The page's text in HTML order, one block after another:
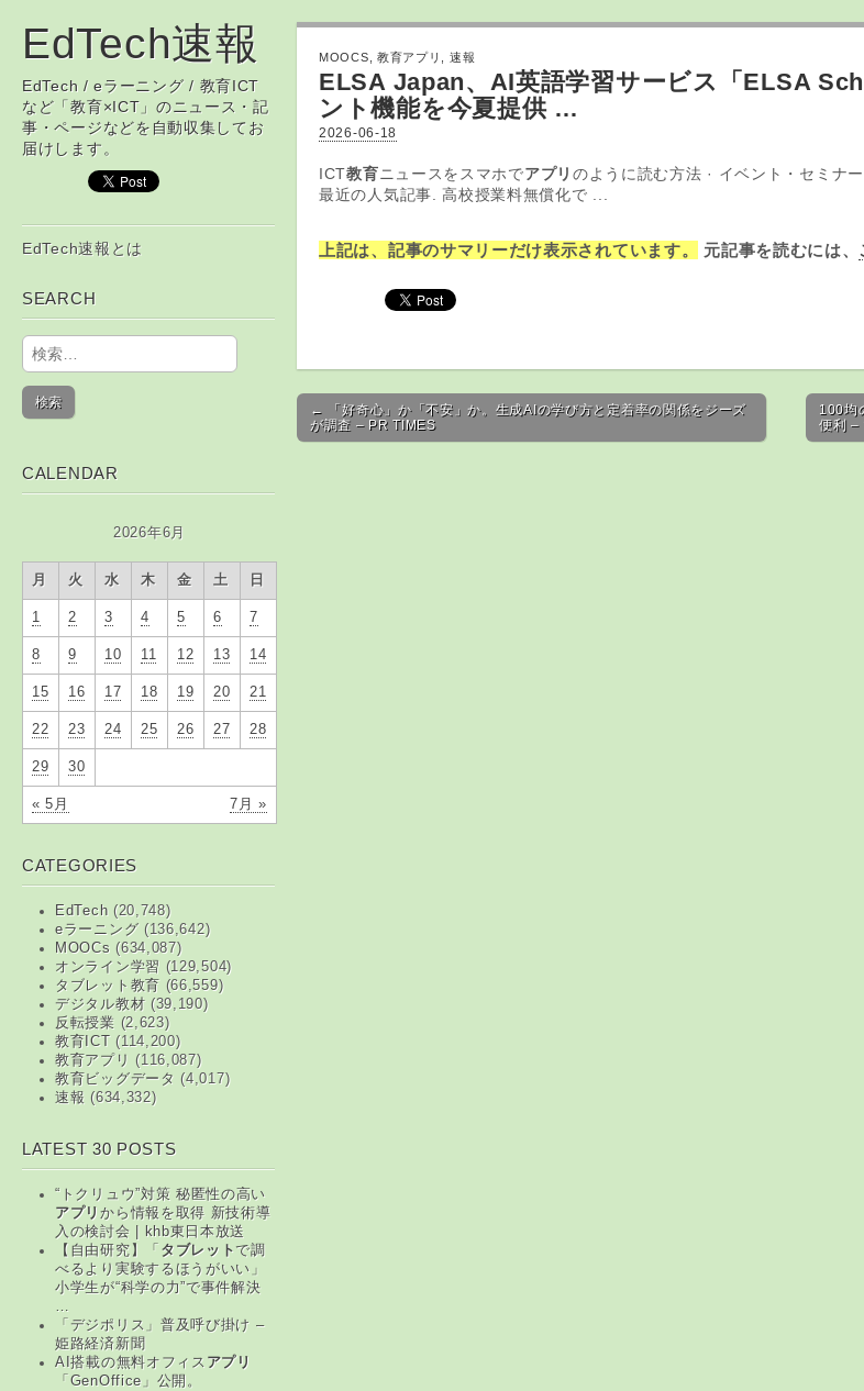
EdTech速報
EdTech / eラーニング / 教育ICT
など「教育×ICT」のニュース・記
事・ページなどを自動収集してお
届けします。
Skip to content
EdTech速報とは
SEARCH
検索:
CALENDAR
2026年6月
月 火 水 木 金 土 日
« 5月 7月 »
1 2 3 4 5 6 7
8 9 10 11 12 13 14
15 16 17 18 19 20 21
22 23 24 25 26 27 28
29 30
CATEGORIES
EdTech (20,748)
eラーニング(136,642)
MOOCs (634,087)
オンライン学習 (129,504)
タブレット教育 (66,559)
デジタル教材(39,190)
反転授業 (2,623)
教育ICT(114,200)
教育アプリ (116,087)
教育ビッグデータ (4,017)
速報 (634,332)
LATEST 30 POSTS
“トクリュウ”対策 秘匿性の高い
アプリから情報を取得 新技術導
入の検討会 | khb東日本放送
【自由研究】「 タブレット で調
べるより実験するほうがいい」
小学生が“科学の力”で事件解決
…
「デジポリス」普及呼び掛け –
姫路経済新聞
AI搭載の無料オフィス アプリ
「GenOffice」公開。
MOOCS 教育アプリ 速報
ELSA Japan、AI英語学習サービス「ELSA
ント機能を今夏提供 …
2026-06-18
ICT教育ニュースをスマホでアプリ のように読む方法 · イベント・セミナ
最近の人気記事. 高校授業料無償化で ...
上記は、記事のサマリーだけ表示されています。 元記事を読むには、
Post navigation
← 「好奇心」か「不安」か。生成AIの学び方と定着率の関係をジーズ
が調査 – PR TIMES
100均
便利 –